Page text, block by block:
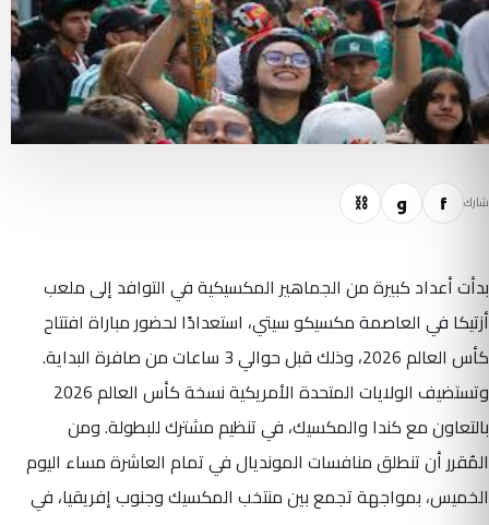
شارك f و ⛓
بدأت أعداد كبيرة من الجماهير المكسيكية في التوافد إلى ملعب
أزتيكا في العاصمة مكسيكو سيتي، استعدادًا لحضور مباراة افتتاح
كأس العالم 2026، وذلك قبل حوالي 3 ساعات من صافرة البداية.
وتستضيف الولايات المتحدة الأمريكية نسخة كأس العالم 2026
بالتعاون مع كندا والمكسيك، في تنظيم مشترك للبطولة. ومن
المُقرر أن تنطلق منافسات المونديال في تمام العاشرة مساء اليوم
الخميس، بمواجهة تجمع بين منتخب المكسيك وجنوب إفريقيا، في